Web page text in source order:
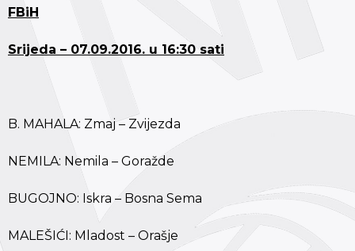
FBiH
Srijeda – 07.09.2016. u 16:30 sati
B. MAHALA: Zmaj – Zvijezda
NEMILA: Nemila – Goražde
BUGOJNO: Iskra – Bosna Sema
MALEŠIĆI: Mladost – Orašje